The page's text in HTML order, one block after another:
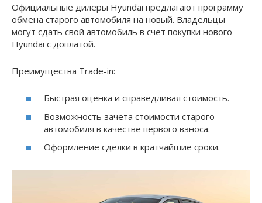
Официальные дилеры Hyundai предлагают программу
обмена старого автомобиля на новый. Владельцы
могут сдать свой автомобиль в счет покупки нового
Hyundai с доплатой.
Преимущества Trade-in:
Быстрая оценка и справедливая стоимость.
Возможность зачета стоимости старого
автомобиля в качестве первого взноса.
Оформление сделки в кратчайшие сроки.